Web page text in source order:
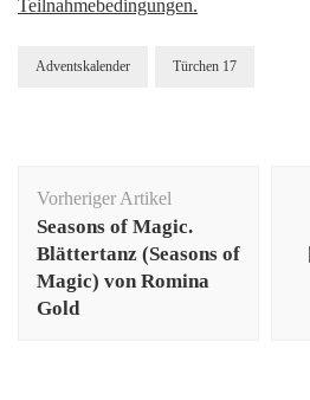
Teilnahmebedingungen.
Adventskalender Türchen 17
Vorheriger Artikel
Seasons of Magic.
Blättertanz (Seasons of
Magic) von Romina
Gold